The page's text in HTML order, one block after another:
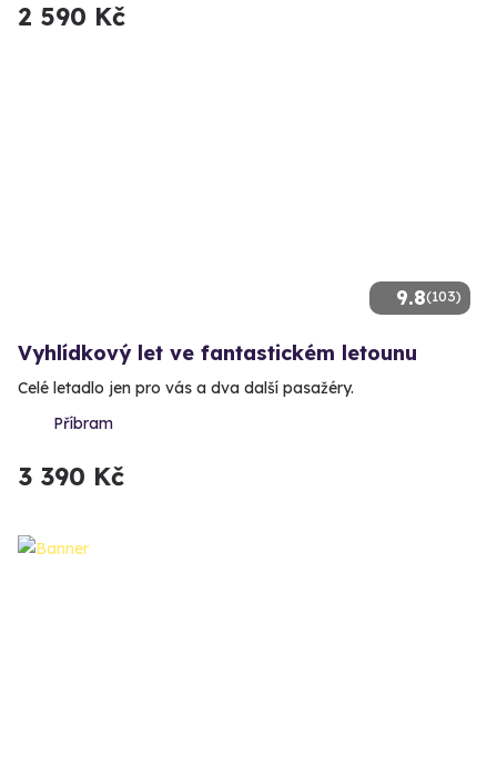
2 590 Kč
9.8(103)
Vyhlídkový let ve fantastickém letounu
Celé letadlo jen pro vás a dva další pasažéry.
Příbram
3 390 Kč